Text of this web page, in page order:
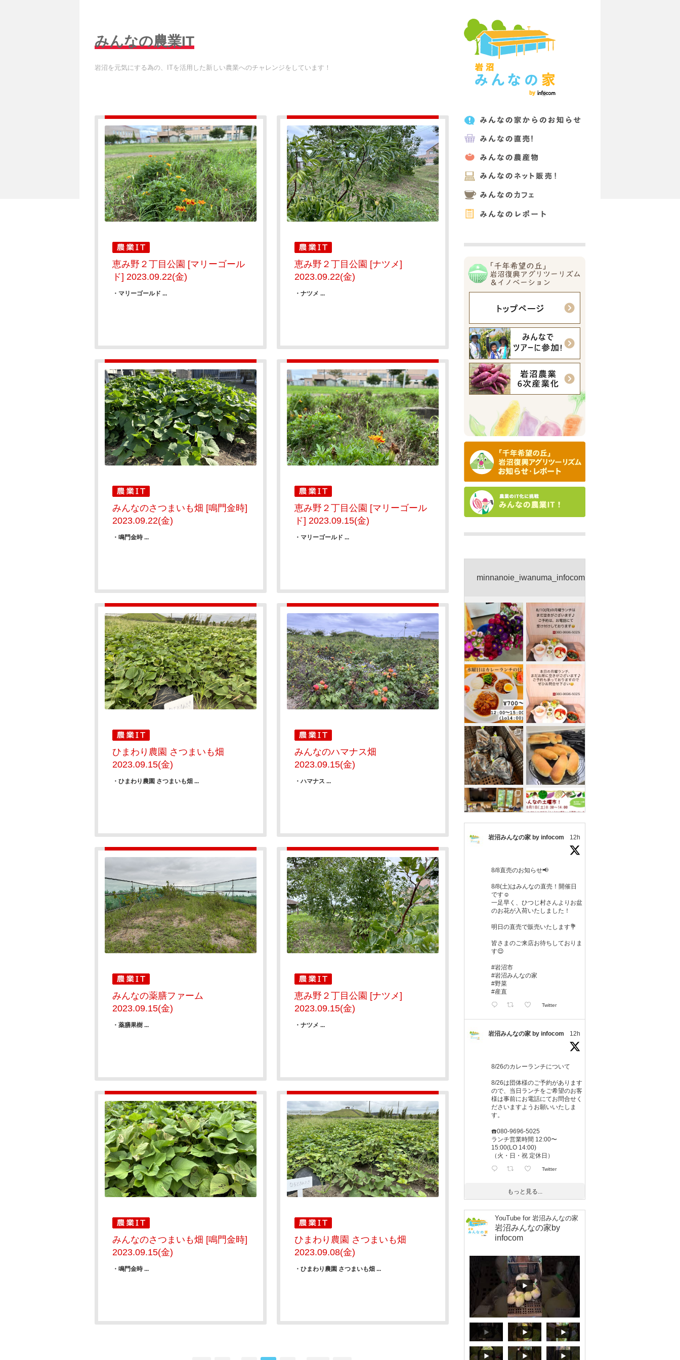
みんなの農業IT
岩沼を元気にする為の、ITを活用した新しい農業へのチャレンジをしています！
恵み野２丁目公園 [マリーゴール
ド] 2023.09.22(金)
・マリーゴールド ...
恵み野２丁目公園 [ナツメ]
2023.09.22(金)
・ナツメ ...
みんなのさつまいも畑 [鳴門金時]
2023.09.22(金)
・鳴門金時 ...
恵み野２丁目公園 [マリーゴール
ド] 2023.09.15(金)
・マリーゴールド ...
ひまわり農園 さつまいも畑
2023.09.15(金)
・ひまわり農園 さつまいも畑 ...
みんなのハマナス畑
2023.09.15(金)
・ハマナス ...
みんなの薬膳ファーム
2023.09.15(金)
・薬膳果樹 ...
恵み野２丁目公園 [ナツメ]
2023.09.15(金)
・ナツメ ...
みんなのさつまいも畑 [鳴門金時]
2023.09.15(金)
・鳴門金時 ...
ひまわり農園 さつまいも畑
2023.09.08(金)
・ひまわり農園 さつまいも畑 ...
minnanoie_iwanuma_infocom
Instagram でフォロー
岩沼みんなの家 by infocom 12h
8/8直売のお知らせ📢
8/8(土)はみんなの直売！開催日
です☺️
一足早く、ひつじ村さんよりお盆
のお花が入荷いたしました！
明日の直売で販売いたします💐
皆さまのご来店お待ちしておりま
す😌
#岩沼市
#岩沼みんなの家
#野菜
#産直
Twitter
岩沼みんなの家 by infocom 12h
8/26のカレーランチについて
8/26は団体様のご予約があります
ので、当日ランチをご希望のお客
様は事前にお電話にてお問合せく
ださいますようお願いいたしま
す。
☎️080-9696-5025
ランチ営業時間 12:00〜
15:00(LO 14:00)
（火・日・祝 定休日）
Twitter
もっと見る...
岩沼みんなの家by
infocom